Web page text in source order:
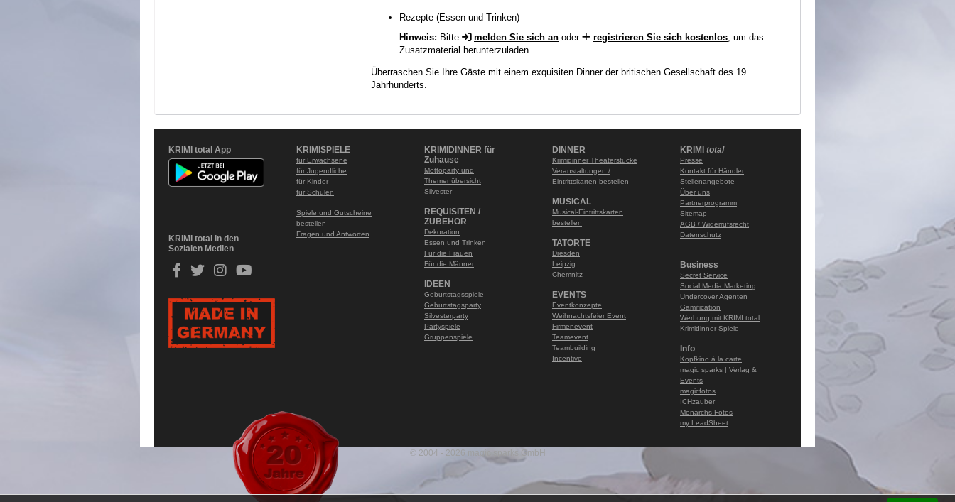
Rezepte (Essen und Trinken)
Hinweis: Bitte melden Sie sich an oder registrieren Sie sich kostenlos , um das
Zusatzmaterial herunterzuladen.
Überraschen Sie Ihre Gäste mit einem exquisiten Dinner der britischen Gesellschaft des 19.
Jahrhunderts.
KRIMI total App
KRIMI total in den
Sozialen Medien
KRIMISPIELE
für Erwachsene
für Jugendliche
für Kinder
für Schulen
Spiele und Gutscheine
bestellen
Fragen und Antworten
KRIMIDINNER für
Zuhause
Mottoparty und
Themenübersicht
Silvester
REQUISITEN /
ZUBEHÖR
Dekoration
Essen und Trinken
Für die Frauen
Für die Männer
IDEEN
Geburtstagsspiele
Geburtstagsparty
Silvesterparty
Partyspiele
Gruppenspiele
DINNER
Krimidinner Theaterstücke
Veranstaltungen /
Eintrittskarten bestellen
MUSICAL
Musical-Eintrittskarten
bestellen
TATORTE
Dresden
Leipzig
Chemnitz
EVENTS
Eventkonzepte
Weihnachtsfeier Event
Firmenevent
Teamevent
Teambuilding
Incentive
KRIMI total
Presse
Kontakt für Händler
Stellenangebote
Über uns
Partnerprogramm
Sitemap
AGB / Widerrufsrecht
Datenschutz
Business
Secret Service
Social Media Marketing
Undercover Agenten
Gamification
Werbung mit KRIMI total
Krimidinner Spiele
Info
Kopfkino à la carte
magic sparks | Verlag &
Events
magicfotos
ICHzauber
Monarchs Fotos
my LeadSheet
© 2004 - 2026 magic sparks GmbH